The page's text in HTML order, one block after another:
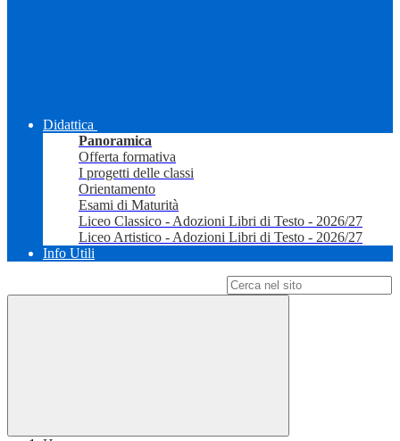
Didattica
Panoramica
Offerta formativa
I progetti delle classi
Orientamento
Esami di Maturità
Liceo Classico - Adozioni Libri di Testo - 2026/27
Liceo Artistico - Adozioni Libri di Testo - 2026/27
Info Utili